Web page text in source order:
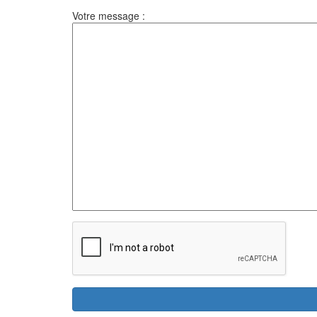
Votre message :